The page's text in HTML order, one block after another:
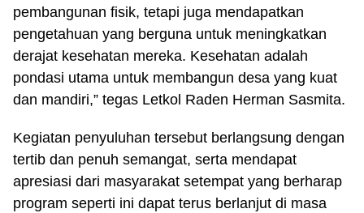
pembangunan fisik, tetapi juga mendapatkan
pengetahuan yang berguna untuk meningkatkan
derajat kesehatan mereka. Kesehatan adalah
pondasi utama untuk membangun desa yang kuat
dan mandiri,” tegas Letkol Raden Herman Sasmita.
Kegiatan penyuluhan tersebut berlangsung dengan
tertib dan penuh semangat, serta mendapat
apresiasi dari masyarakat setempat yang berharap
program seperti ini dapat terus berlanjut di masa